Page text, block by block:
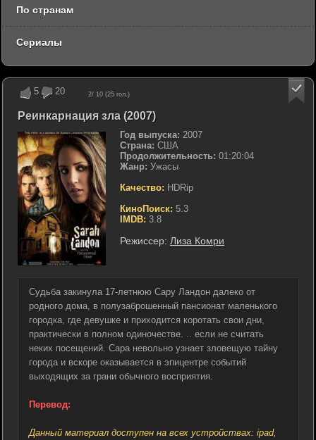
5 20 2/ 10 (25 гол.)
Реинкарнация зла (2007)
Год выпуска: 2007
Страна: США
Продолжительность: 01:20:04
Жанр: Ужасы
Качество: HDRip
КиноПоиск: 5.3
IMDB: 3.8
Режиссер: Лиза Комри
Судьба закинула 17-летнюю Сару Ландон далеко от
родного дома, в полузаброшенный пансионат маленького
городка, где девушке и приходится коротать свои дни,
практически в полном одиночестве. .. если не считать
неких посещений. Сара невольно узнает зловещую тайну
города и вскоре оказывается в эпицентре событий
выходящих за грани обычного восприятия.
Перевод:
Данный материал доступен на всех устройствах: ipad,
По странам
Сериалы